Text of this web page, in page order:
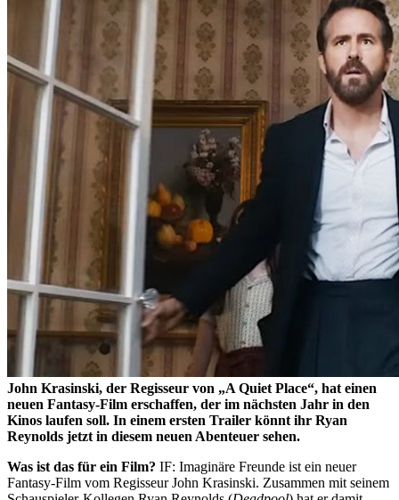
John Krasinski, der Regisseur von „A Quiet Place“, hat einen
neuen Fantasy-Film erschaffen, der im nächsten Jahr in den
Kinos laufen soll. In einem ersten Trailer könnt ihr Ryan
Reynolds jetzt in diesem neuen Abenteuer sehen.
Was ist das für ein Film? IF: Imaginäre Freunde ist ein neuer
Fantasy-Film vom Regisseur John Krasinski. Zusammen mit seinem